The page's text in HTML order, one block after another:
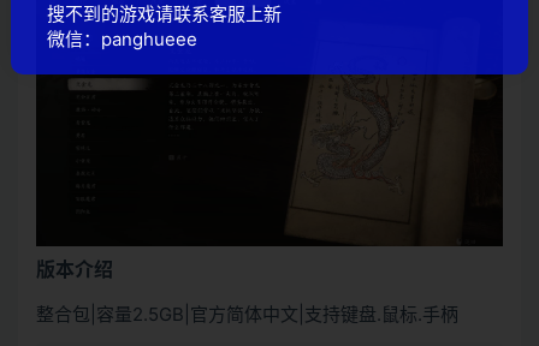
版本介绍
整合包|容量2.5GB|官方简体中文|支持键盘.鼠标.手柄
搜不到的游戏请联系客服上新
微信：panghueee